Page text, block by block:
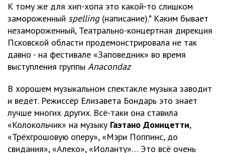
К тому же для хип-хопа это какой-то слишком
замороженный spelling (написание).* Каким бывает
незамороженный, Театрально-концертная дирекция
Псковской области продемонстрировала не так
давно - на фестивале «Заповедник» во время
выступления группы Anacondaz
В хорошем музыкальном спектакле музыка заводит
и ведёт. Режиссёр Елизавета Бондарь это знает
лучше многих других. Всё-таки она ставила
«Колокольчик» на музыку Гаэтано Доницетти,
«Трёхгрошовую оперу», «Мэри Поппинс, до
свидания», «Алеко», «Иоланту»… Это всё очень